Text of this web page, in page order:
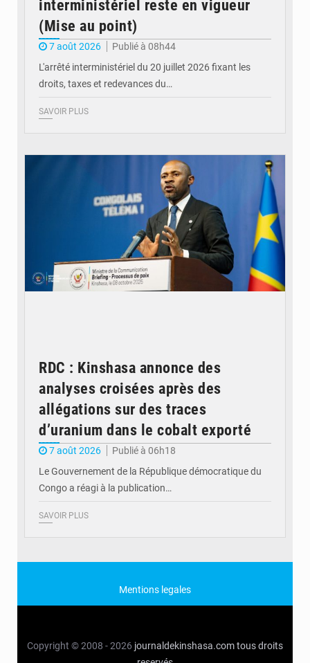
interministériel reste en vigueur
(Mise au point)
7 août 2026
Publié à 08h44
L'arrêté interministériel du 20 juillet 2026 fixant les
droits, taxes et redevances du…
SAVOIR PLUS
RDC : Kinshasa annonce des
analyses croisées après des
allégations sur des traces
d’uranium dans le cobalt exporté
7 août 2026
Publié à 06h18
Le Gouvernement de la République démocratique du
Congo a réagi à la publication…
SAVOIR PLUS
Mentions legales
Copyright © 2008 - 2026 journaldekinshasa.comtous droits